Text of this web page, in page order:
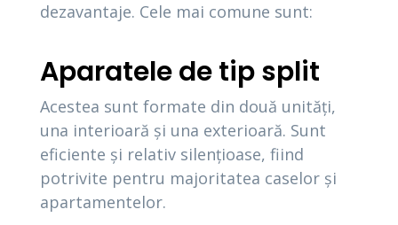
dezavantaje. Cele mai comune sunt:
Aparatele de tip split
Acestea sunt formate din două unități,
una interioară și una exterioară. Sunt
eficiente și relativ silențioase, fiind
potrivite pentru majoritatea caselor și
apartamentelor.